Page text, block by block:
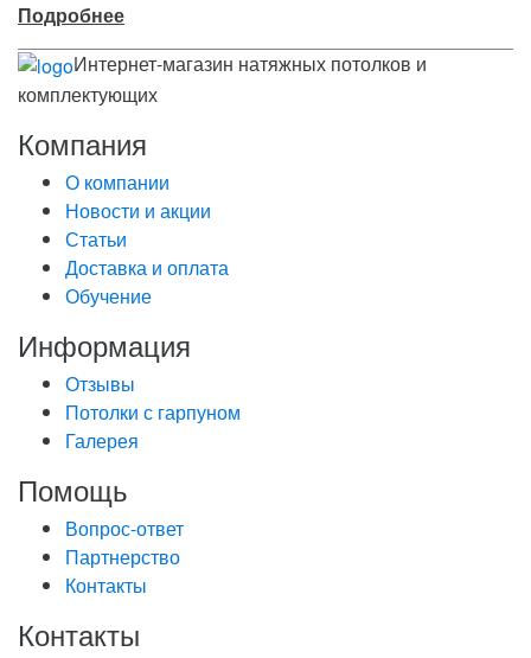
Подробнее
Интернет-магазин натяжных потолков и
комплектующих
Компания
О компании
Новости и акции
Статьи
Доставка и оплата
Обучение
Информация
Отзывы
Потолки с гарпуном
Галерея
Помощь
Вопрос-ответ
Партнерство
Контакты
Контакты